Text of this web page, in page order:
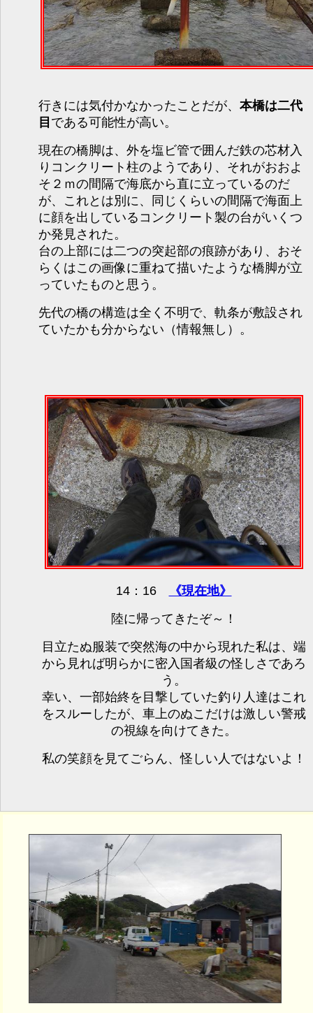
行きには気付かなかったことだが、 本橋は二代
目 である可能性が高い。
現在の橋脚は、外を塩ビ管で囲んだ鉄の芯材入
りコンクリート柱のようであり、それがおおよ
そ２ｍの間隔で海底から直に立っているのだ
が、これとは別に、同じくらいの間隔で海面上
に顔を出しているコンクリート製の台がいくつ
か発見された。
台の上部には二つの突起部の痕跡があり、おそ
らくはこの画像に重ねて描いたような橋脚が立
っていたものと思う。
先代の橋の構造は全く不明で、軌条が敷設され
ていたかも分からない（情報無し）。
14：16
《現在地》
陸に帰ってきたぞ～！
目立たぬ服装で突然海の中から現れた私は、端
から見れば明らかに密入国者級の怪しさであろ
う。
幸い、一部始終を目撃していた釣り人達はこれ
をスルーしたが、車上のぬこだけは激しい警戒
の視線を向けてきた。
私の笑顔を見てごらん、怪しい人ではないよ！